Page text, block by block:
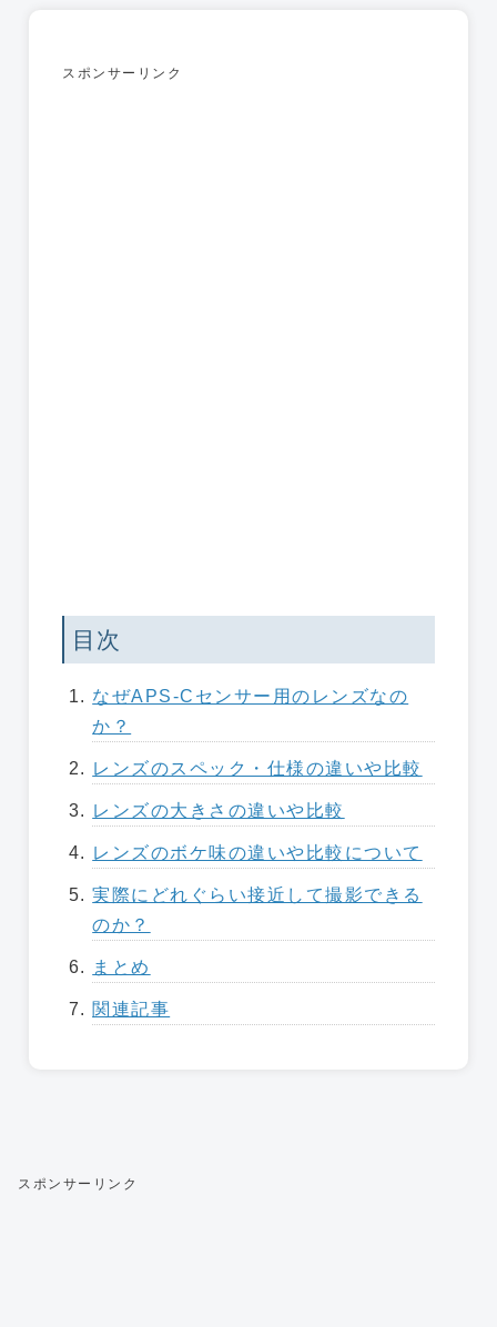
スポンサーリンク
目次
なぜAPS-Cセンサー用のレンズなの
か？
レンズのスペック・仕様の違いや比較
レンズの大きさの違いや比較
レンズのボケ味の違いや比較について
実際にどれぐらい接近して撮影できる
のか？
まとめ
関連記事
スポンサーリンク